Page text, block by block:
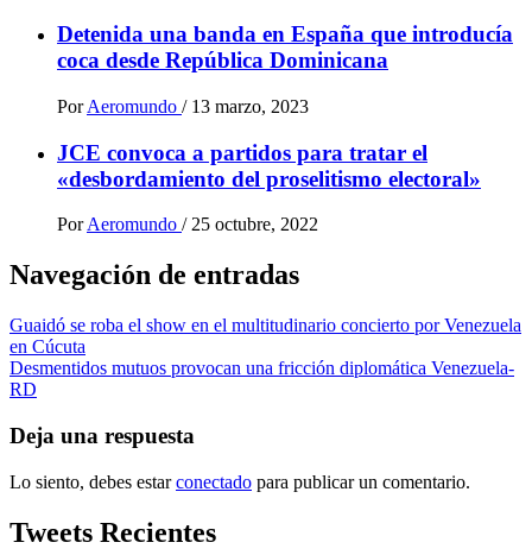
Detenida una banda en España que introducía
coca desde República Dominicana
Por Aeromundo / 13 marzo, 2023
JCE convoca a partidos para tratar el
«desbordamiento del proselitismo electoral»
Por Aeromundo / 25 octubre, 2022
Navegación de entradas
Guaidó se roba el show en el multitudinario concierto por Venezuela
en Cúcuta
Desmentidos mutuos provocan una fricción diplomática Venezuela-
RD
Deja una respuesta
Lo siento, debes estarconectado para publicar un comentario.
Tweets Recientes